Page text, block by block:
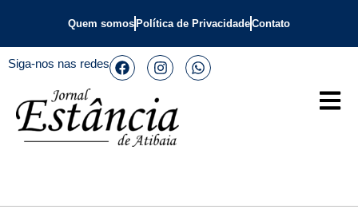
Quem somos Política de PrivacidadeContato
Siga-nos nas redes